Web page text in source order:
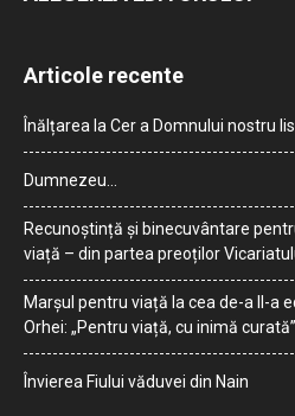
Articole recente
Înălțarea la Cer a Domnului nostru
Dumnezeu…
Recunoștință și binecuvântare
viață – din partea preoților
Marșul pentru viață la cea de-a II-a
Orhei: „Pentru viață, cu inimă curată”
Învierea Fiului văduvei din Nain